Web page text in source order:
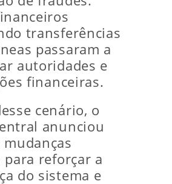
transferências
passaram a
autoridades e
financeiras.
cenário, o
anunciou
para reforçar a
do sistema e